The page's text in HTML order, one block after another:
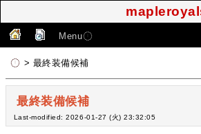
Menu
> 最終装備候補
最終装備候補
Last-modified: 2026-01-27 (火) 23:32:05